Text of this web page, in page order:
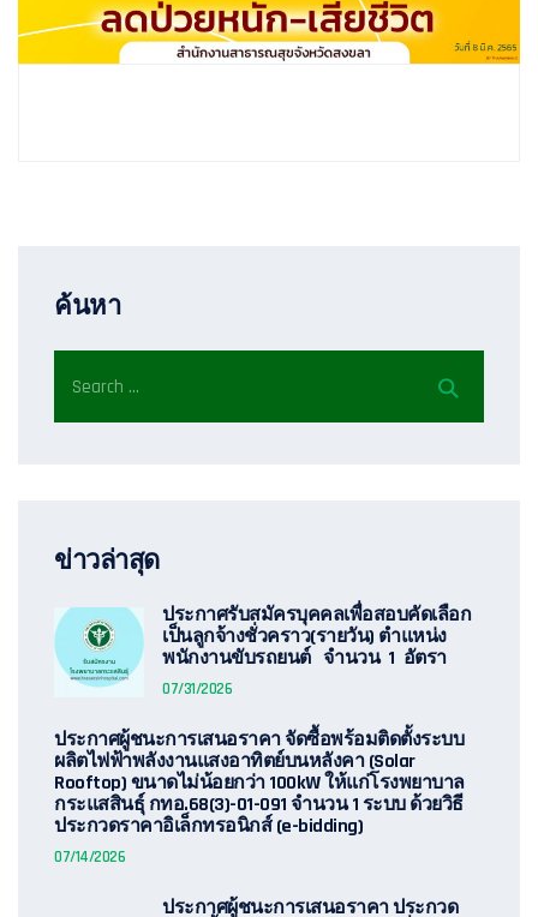
ค้นหา
ข่าวล่าสุด
ประกาศรับสมัครบุคคลเพื่อสอบคัดเลือก
เป็นลูกจ้างชั่วคราว(รายวัน) ตำแหน่ง
พนักงานขับรถยนต์ จำนวน 1 อัตรา
07/31/2026
ประกาศผู้ชนะการเสนอราคา จัดซื้อพร้อมติดตั้งระบบ
ผลิตไฟฟ้าพลังงานแสงอาทิตย์บนหลังคา (Solar
Rooftop) ขนาดไม่น้อยกว่า 100kW ให้แก่โรงพยาบาล
กระแสสินธุ์ กทอ.68(3)-01-091 จำนวน 1 ระบบ ด้วยวิธี
ประกวดราคาอิเล็กทรอนิกส์ (e-bidding)
07/14/2026
ประกาศผู้ชนะการเสนอราคา ประกวด